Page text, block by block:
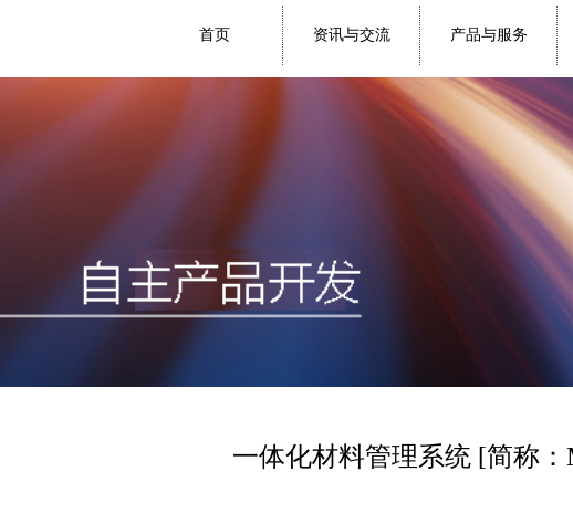
首页 资讯与交流 产品与服务
一体化材料管理系统 [简称：